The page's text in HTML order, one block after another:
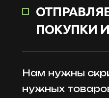
ПОКУПКИ
Нам нужны
нужных